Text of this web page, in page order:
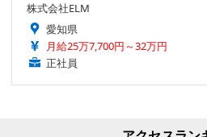
株式会社ELM
愛知県
月給25万7,700円～32万円
正社員